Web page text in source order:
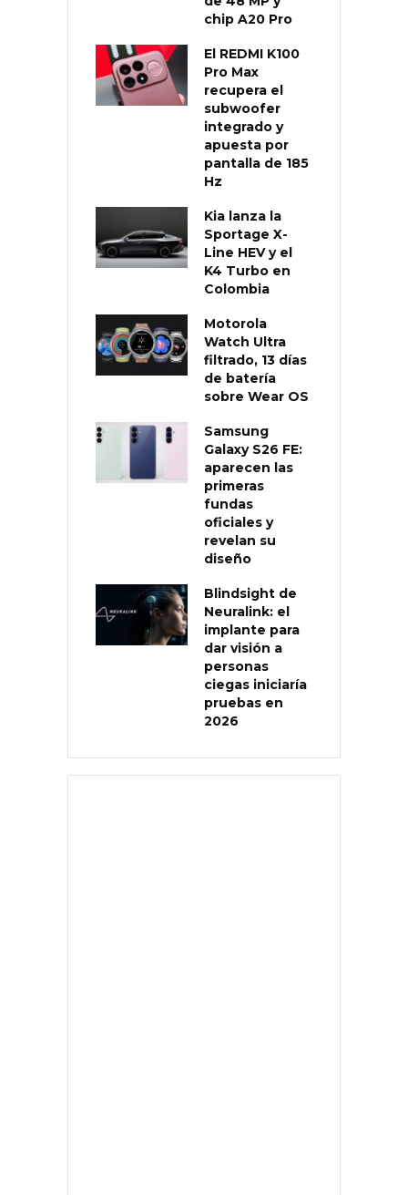
chip A20 Pro
El REDMI K100
Pro Max
recupera el
subwoofer
integrado y
apuesta por
pantalla de 185
Hz
Kia lanza la
Sportage X-
Line HEV y el
K4 Turbo en
Colombia
Motorola
Watch Ultra
filtrado, 13 días
de batería
sobre Wear OS
Samsung
Galaxy S26 FE:
aparecen las
primeras
fundas
oficiales y
revelan su
diseño
Blindsight de
Neuralink: el
implante para
dar visión a
personas
ciegas iniciaría
pruebas en
2026